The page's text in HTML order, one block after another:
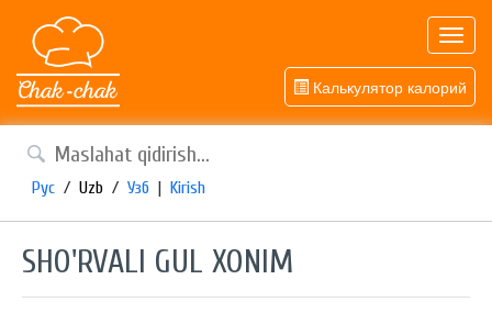
Калькулятор калорий
Рус / Uzb / Узб | Kirish
SHO'RVALI GUL XONIM